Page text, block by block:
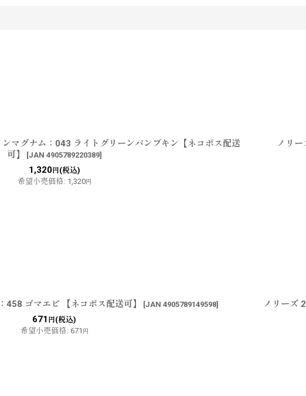
マグナム：043 ライトグリーンパンプキン【ネコポス配送
可】
[JAN 4905789220389]
1,320円(税込)
希望小売価格: 1,320円
ノリー
ゴマエビ 【ネコポス配送可】 [JAN 4905789149598]
671 円(税込)
希望小売価格: 671 円
ノリーズ